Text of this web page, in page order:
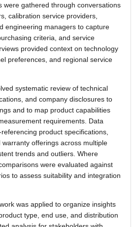
were gathered through conversations
calibration service providers,
engineering managers to capture
criteria, and service
provided context on technology
preferences, and regional service
systematic review of technical
and company disclosures to
and to map product capabilities
requirements. Data
product specifications,
offerings across multiple
trends and outliers. Where
were evaluated against
to assess suitability and integration
was applied to organize insights
type, end use, and distribution